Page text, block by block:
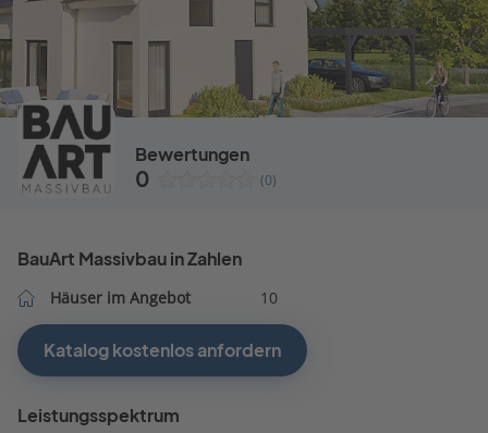
Bewertungen
0 (0)
BauArt Massivbau in Zahlen
Häuser im Angebot 10
Katalog kostenlos anfordern
Leistungsspektrum